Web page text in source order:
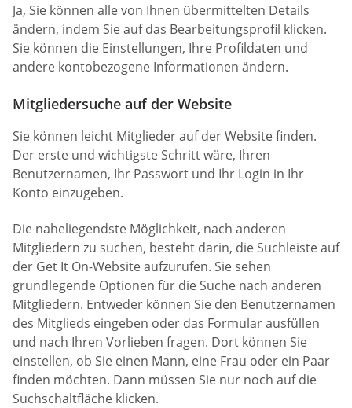
Ja, Sie können alle von Ihnen übermittelten Details
ändern, indem Sie auf das Bearbeitungsprofil klicken.
Sie können die Einstellungen, Ihre Profildaten und
andere kontobezogene Informationen ändern.
Mitgliedersuche auf der Website
Sie können leicht Mitglieder auf der Website finden.
Der erste und wichtigste Schritt wäre, Ihren
Benutzernamen, Ihr Passwort und Ihr Login in Ihr
Konto einzugeben.
Die naheliegendste Möglichkeit, nach anderen
Mitgliedern zu suchen, besteht darin, die Suchleiste auf
der Get It On-Website aufzurufen. Sie sehen
grundlegende Optionen für die Suche nach anderen
Mitgliedern. Entweder können Sie den Benutzernamen
des Mitglieds eingeben oder das Formular ausfüllen
und nach Ihren Vorlieben fragen. Dort können Sie
einstellen, ob Sie einen Mann, eine Frau oder ein Paar
finden möchten. Dann müssen Sie nur noch auf die
Suchschaltfläche klicken.